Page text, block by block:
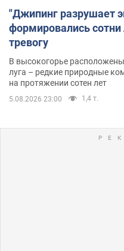
"Джипинг разрушает
формировались сотни
тревогу
В высокогорье
луга – редкие природные
на протяжении сотен лет
5.08.2026 23:00 1,4 т.